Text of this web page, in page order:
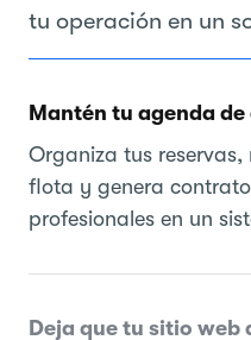
tu operación en un
Mantén tu agenda
Organiza tus
flota y genera
profesionales en un
Deja que tu sitio web